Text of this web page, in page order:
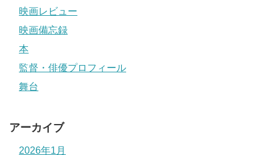
映画レビュー
映画備忘録
本
監督・俳優プロフィール
舞台
アーカイブ
2026年1月